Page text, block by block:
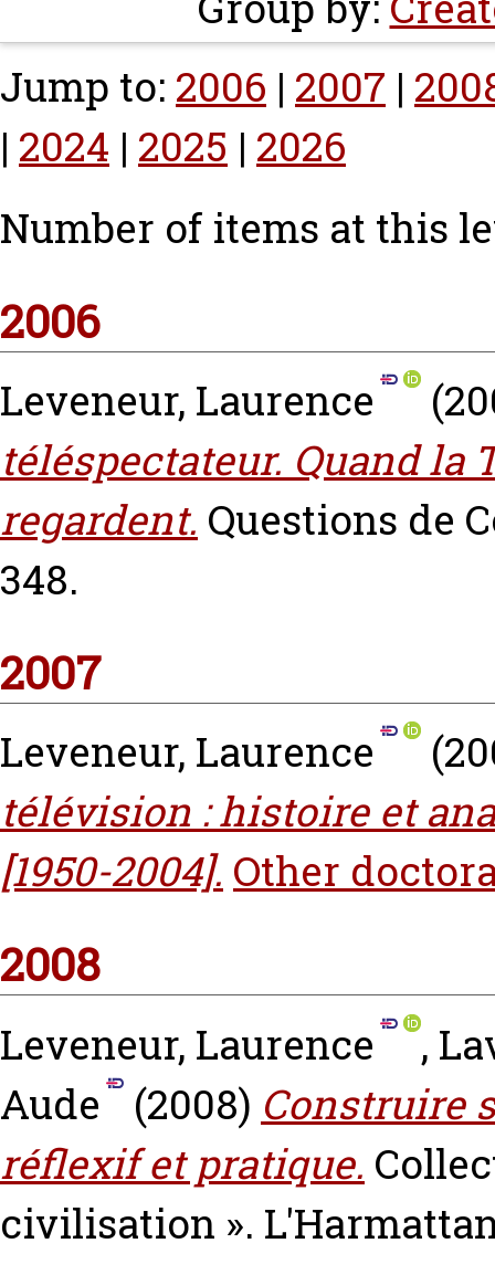
Jump to: 2006 | 2007 |
| 2024 | 2025 | 2026
Number of items at this
2006
Leveneur, Laurence
téléspectateur. Quand la
regardent. Questions de
348.
2007
Leveneur, Laurence
télévision : histoire et
[1950-2004]. Other
2008
Leveneur, Laurence ,
Aude
(2008) Construire
réflexif et pratique.
civilisation ».